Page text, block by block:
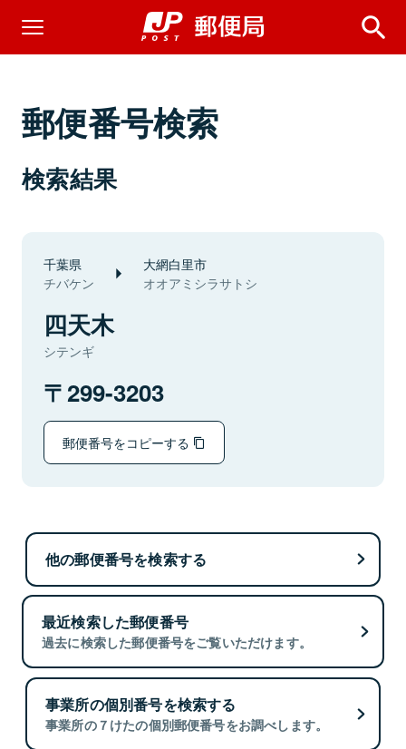
郵便番号検索
検索結果
千葉県
チバケン
大網白里市
オオアミシラサトシ
四天木
シテンギ
299-3203
郵便番号をコピーする
他の郵便番号を検索する
最近検索した郵便番号
過去に検索した郵便番号をご覧いただけます。
事業所の個別番号を検索する
事業所の７けたの個別郵便番号をお調べします。